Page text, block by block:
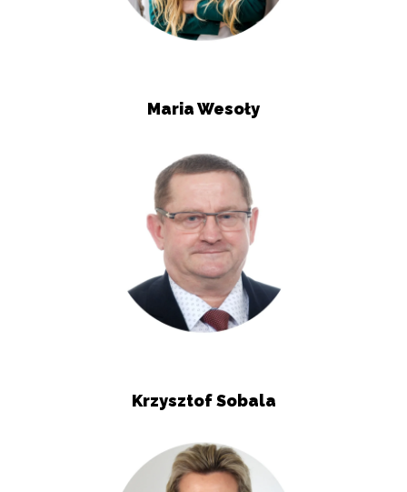
Maria Wesoły
Krzysztof Sobala